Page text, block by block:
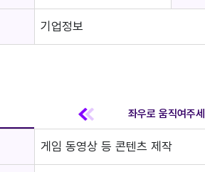
기업정보
게임 동영상 등 콘텐츠 제작